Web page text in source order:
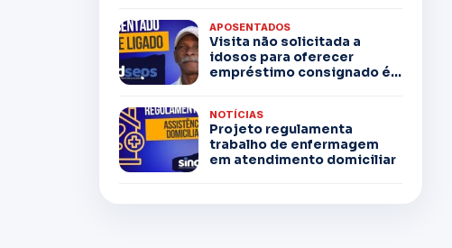
APOSENTADOS
Visita não solicitada a
idosos para oferecer
empréstimo consignado é...
NOTÍCIAS
Projeto regulamenta
trabalho de enfermagem
em atendimento domiciliar